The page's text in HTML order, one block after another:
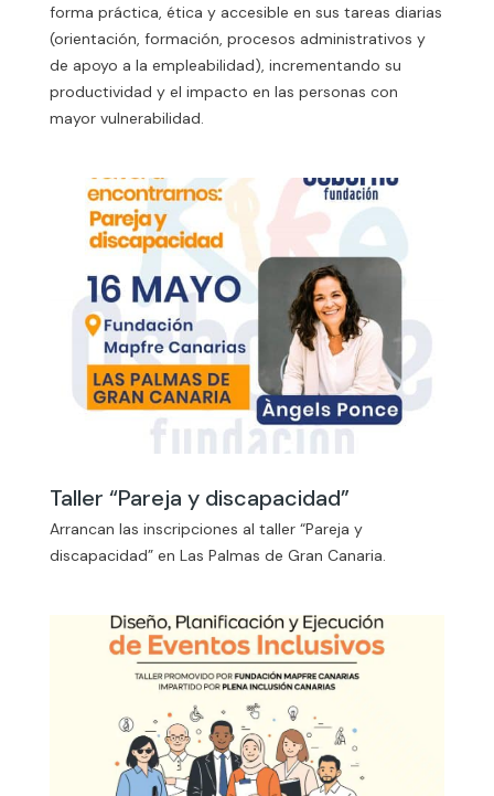
forma práctica, ética y accesible en sus tareas diarias
(orientación, formación, procesos administrativos y
de apoyo a la empleabilidad), incrementando su
productividad y el impacto en las personas con
mayor vulnerabilidad.
Taller “Pareja y discapacidad”
Arrancan las inscripciones al taller “Pareja y
discapacidad” en Las Palmas de Gran Canaria.